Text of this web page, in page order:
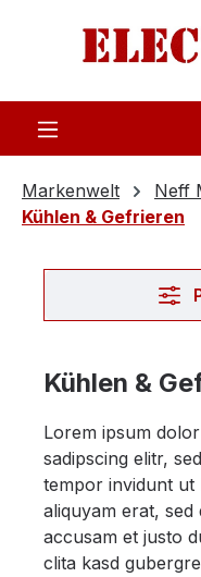
Zum Hauptinhalt
Markenwelt
Neff
Kühlen & Gefrieren
Kühlen &
Lorem ipsum
sadipscing elitr,
tempor invidunt ut
aliquyam erat,
accusam et justo
clita kasd